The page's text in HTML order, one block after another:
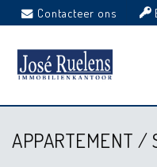
Contacteer ons
APPARTEMENT /